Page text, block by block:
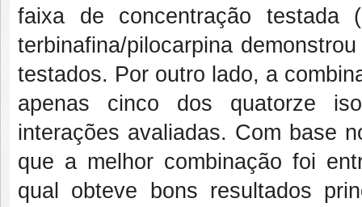
faixa de concentração testada
terbinafina/pilocarpina
testados. Por outro lado, a
apenas cinco dos quatorze
interações avaliadas. Com base
que a melhor combinação foi
qual obteve bons resultados